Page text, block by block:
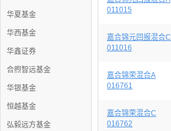
华夏基金
华西基金
华鑫证券
合煦智远基金
华银基金
恒越基金
弘毅远方基金
011015
嘉合锦元回报混合C
011016
嘉合锦荣混合A
016761
嘉合锦荣混合C
016762